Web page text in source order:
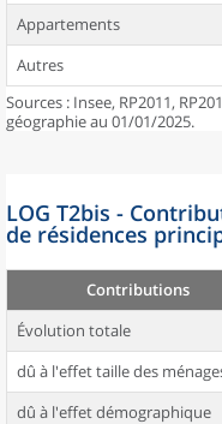
Appartements
Autres
Sources : Insee, RP2011,
géographie au 01/01/2025.
LOG T2bis -
de résidences
Contributions
Évolution totale
dû à l'effet taille des
dû à l'effet démographique